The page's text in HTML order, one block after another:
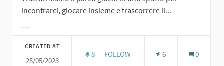
incontrarci, giocare insieme e trascorrere il...
CREATED AT
25/05/2023
8 8 FOLLOWERS
FOLLOW 6 0